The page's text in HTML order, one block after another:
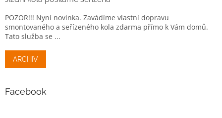
POZOR!!! Nyní novinka. Zavádíme vlastní dopravu
smontovaného a seřízeného kola zdarma přímo k Vám domů.
Tato služba se ...
ARCHIV
Facebook